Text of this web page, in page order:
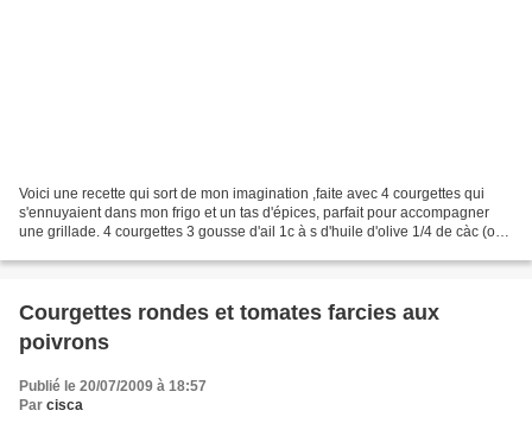
Voici une recette qui sort de mon imagination ,faite avec 4 courgettes qui
s'ennuyaient dans mon frigo et un tas d'épices, parfait pour accompagner
une grillade. 4 courgettes 3 gousse d'ail 1c à s d'huile d'olive 1/4 de càc (ou
Courgettes rondes et tomates farcies aux
poivrons
Publié le 20/07/2009 à 18:57
Par cisca